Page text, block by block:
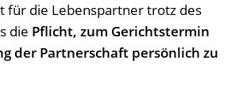
für die Lebenspartner trotz des
die Pflicht, zum Gerichtstermin
der Partnerschaft persönlich zu